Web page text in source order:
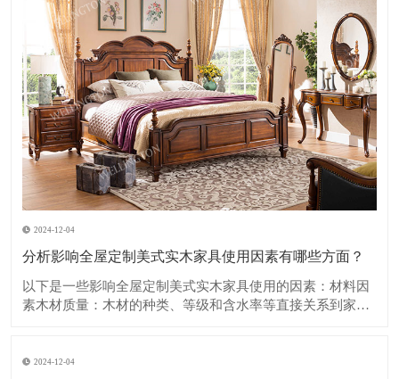
2024-12-04
分析影响全屋定制美式实木家具使用因素有哪些方面？
​以下是一些影响全屋定制美式实木家具使用的因素：​材料因
素木材质量：木材的种类、等级和含水率等直接关系到家具
果木材含水率过高，在使用过程中容易出现开裂、变形等问
2024-12-04